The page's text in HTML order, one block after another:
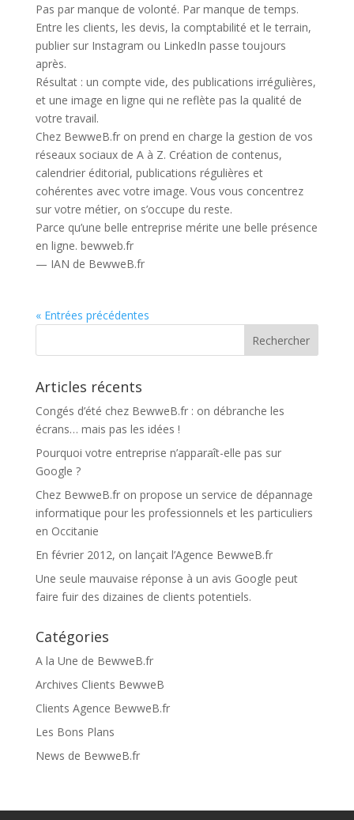
Pas par manque de volonté. Par manque de temps.
Entre les clients, les devis, la comptabilité et le terrain,
publier sur Instagram ou LinkedIn passe toujours
après.
Résultat : un compte vide, des publications irrégulières,
et une image en ligne qui ne reflète pas la qualité de
votre travail.
Chez BewweB.fr on prend en charge la gestion de vos
réseaux sociaux de A à Z. Création de contenus,
calendrier éditorial, publications régulières et
cohérentes avec votre image. Vous vous concentrez
sur votre métier, on s’occupe du reste.
Parce qu’une belle entreprise mérite une belle présence
en ligne. bewweb.fr
— IAN de BewweB.fr
« Entrées précédentes
Articles récents
Congés d’été chez BewweB.fr : on débranche les
écrans… mais pas les idées !
Pourquoi votre entreprise n’apparaît-elle pas sur
Google ?
Chez BewweB.fr on propose un service de dépannage
informatique pour les professionnels et les particuliers
en Occitanie
En février 2012, on lançait l’Agence BewweB.fr
Une seule mauvaise réponse à un avis Google peut
faire fuir des dizaines de clients potentiels.
Catégories
A la Une de BewweB.fr
Archives Clients BewweB
Clients Agence BewweB.fr
Les Bons Plans
News de BewweB.fr